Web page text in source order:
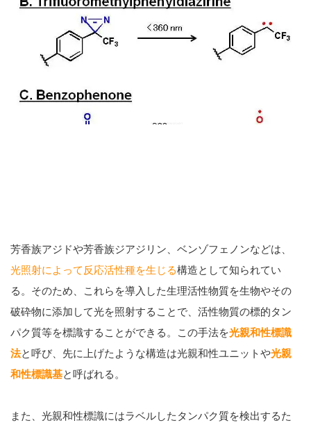
芳香族アジドや芳香族ジアジリン、ベンゾフェノンなどは、
光照射によって反応活性種を生じる構造として知られてい
る。そのため、これらを導入した生理活性物質を生物やその
破砕物に添加して光を照射することで、活性物質の標的タン
パク質等を標識することができる。この手法を光親和性標識
法と呼び、先に上げたような構造は光親和性ユニットや光親
和性標識基と呼ばれる。
また、光親和性標識にはラベルしたタンパク質を検出するた